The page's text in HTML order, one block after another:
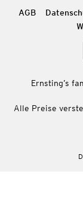
AGB
Ernsting’s
Alle Preise